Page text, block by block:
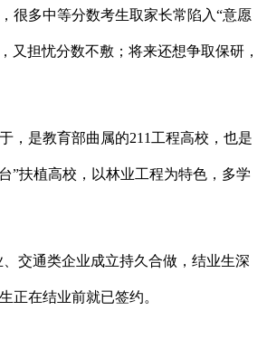
多中等分数考生取家长常陷入“意愿
又担忧分数不敷；将来还想争取保研，
是教育部曲属的211工程高校，也是
”扶植高校，以林业工程为特色，多学
交通类企业成立持久合做，结业生深
正在结业前就已签约。